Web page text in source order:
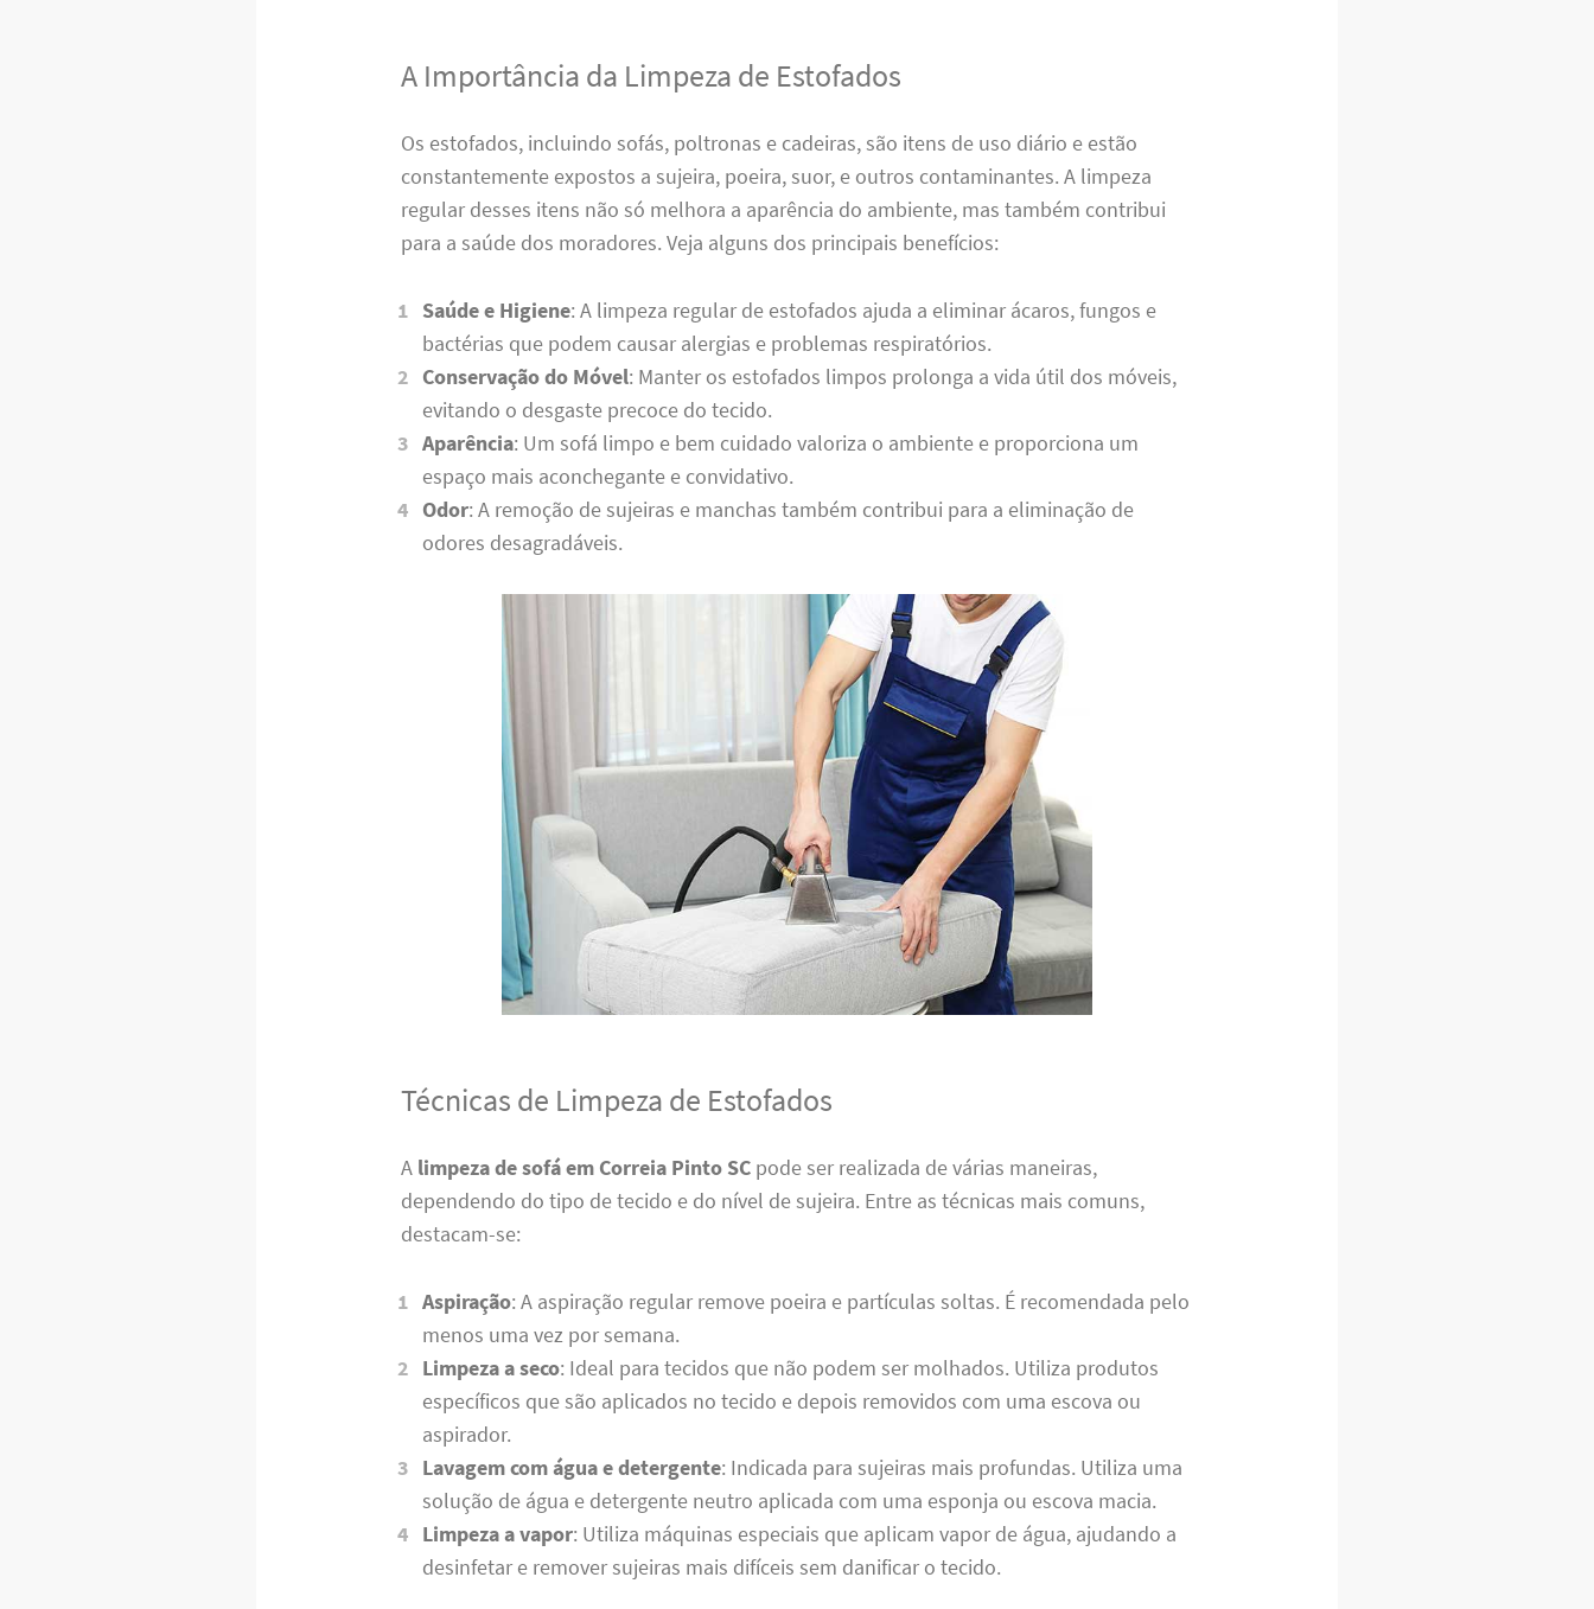
A Importância da Limpeza de Estofados
Os estofados, incluindo sofás, poltronas e cadeiras, são itens de uso diário e estão
constantemente expostos a sujeira, poeira, suor, e outros contaminantes. A limpeza
regular desses itens não só melhora a aparência do ambiente, mas também contribui
para a saúde dos moradores. Veja alguns dos principais benefícios:
Saúde e Higiene: A limpeza regular de estofados ajuda a eliminar ácaros, fungos e
bactérias que podem causar alergias e problemas respiratórios.
Conservação do Móvel: Manter os estofados limpos prolonga a vida útil dos móveis,
evitando o desgaste precoce do tecido.
Aparência: Um sofá limpo e bem cuidado valoriza o ambiente e proporciona um
espaço mais aconchegante e convidativo.
Odor: A remoção de sujeiras e manchas também contribui para a eliminação de
odores desagradáveis.
Técnicas de Limpeza de Estofados
A limpeza de sofá em Correia Pinto SC pode ser realizada de várias maneiras,
dependendo do tipo de tecido e do nível de sujeira. Entre as técnicas mais comuns,
destacam-se:
Aspiração: A aspiração regular remove poeira e partículas soltas. É recomendada pelo
menos uma vez por semana.
Limpeza a seco: Ideal para tecidos que não podem ser molhados. Utiliza produtos
específicos que são aplicados no tecido e depois removidos com uma escova ou
aspirador.
Lavagem com água e detergente: Indicada para sujeiras mais profundas. Utiliza uma
solução de água e detergente neutro aplicada com uma esponja ou escova macia.
Limpeza a vapor: Utiliza máquinas especiais que aplicam vapor de água, ajudando a
desinfetar e remover sujeiras mais difíceis sem danificar o tecido.